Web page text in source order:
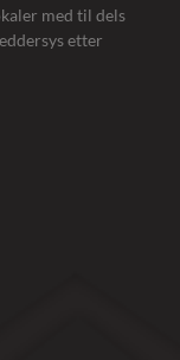
med til dels
etter